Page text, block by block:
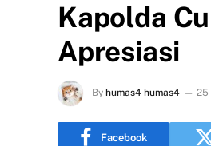
Kapolda
Apresiasi
By humas4 humas4 25
Facebook